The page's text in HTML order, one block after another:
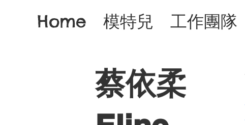
Home 模特兒 工作團隊
蔡依柔